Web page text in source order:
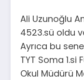
Ali Uzunoğlu
4523.sü oldu
Ayrıca bu
TYT Soma
Okul Müdürü